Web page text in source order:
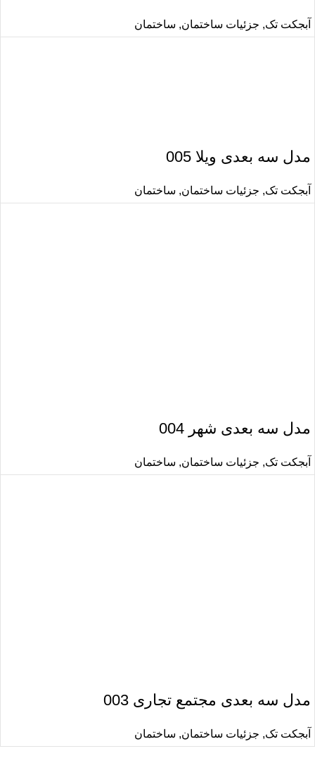
آبجکت تک, جزئیات ساختمان, ساختمان
مدل سه بعدی ویلا 005
آبجکت تک, جزئیات ساختمان, ساختمان
مدل سه بعدی شهر 004
آبجکت تک, جزئیات ساختمان, ساختمان
مدل سه بعدی مجتمع تجاری 003
آبجکت تک, جزئیات ساختمان, ساختمان